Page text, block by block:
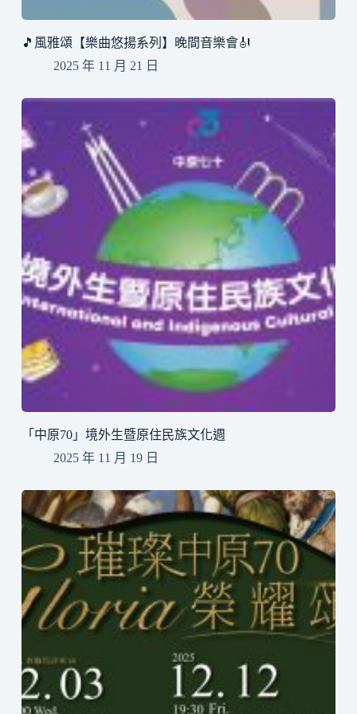
🎵風雅頌【樂曲悠揚系列】晚間音樂會🎻
2025 年 11 月 21 日
「中原70」境外生暨原住民族文化週
2025 年 11 月 19 日